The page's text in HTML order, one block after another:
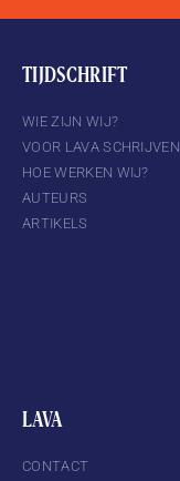
TIJDSCHRIFT
WIE ZIJN WIJ?
VOOR LAVA SCHRIJVEN
HOE WERKEN WIJ?
AUTEURS
ARTIKELS
LAVA
CONTACT